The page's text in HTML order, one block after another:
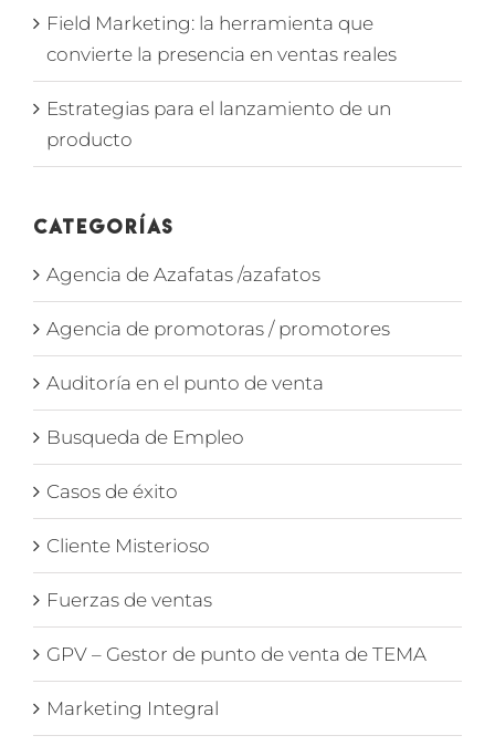
Field Marketing: la herramienta que
convierte la presencia en ventas reales
Estrategias para el lanzamiento de un
producto
Categorías
Agencia de Azafatas /azafatos
Agencia de promotoras / promotores
Auditoría en el punto de venta
Busqueda de Empleo
Casos de éxito
Cliente Misterioso
Fuerzas de ventas
GPV – Gestor de punto de venta de TEMA
Marketing Integral